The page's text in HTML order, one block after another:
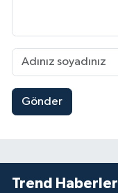
Gönder
Trend Haberler